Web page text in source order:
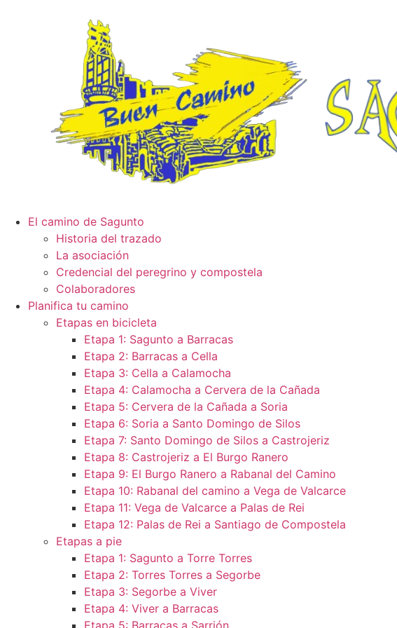
El camino de Sagunto
Historia del trazado
La asociación
Credencial del peregrino y compostela
Colaboradores
Planifica tu camino
Etapas en bicicleta
Etapa 1: Sagunto a Barracas
Etapa 2: Barracas a Cella
Etapa 3: Cella a Calamocha
Etapa 4: Calamocha a Cervera de la Cañada
Etapa 5: Cervera de la Cañada a Soria
Etapa 6: Soria a Santo Domingo de Silos
Etapa 7: Santo Domingo de Silos a Castrojeriz
Etapa 8: Castrojeriz a El Burgo Ranero
Etapa 9: El Burgo Ranero a Rabanal del Camino
Etapa 10: Rabanal del camino a Vega de Valcarce
Etapa 11: Vega de Valcarce a Palas de Rei
Etapa 12: Palas de Rei a Santiago de Compostela
Etapas a pie
Etapa 1: Sagunto a Torre Torres
Etapa 2: Torres Torres a Segorbe
Etapa 3: Segorbe a Viver
Etapa 4: Viver a Barracas
Etapa 5: Barracas a Sarrión